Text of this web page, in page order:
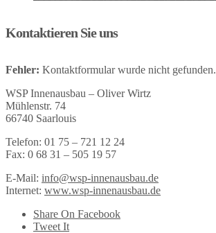
Kontaktieren Sie uns
Fehler: Kontaktformular wurde nicht gefunden.
WSP Innenausbau – Oliver Wirtz
Mühlenstr. 74
66740 Saarlouis
Telefon: 01 75 – 721 12 24
Fax: 0 68 31 – 505 19 57
E-Mail: info@wsp-innenausbau.de
Internet: www.wsp-innenausbau.de
Share On Facebook
Tweet It